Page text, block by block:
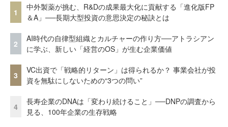
1
中外製薬が挑む、R&Dの成果最大化に貢献する「進化版FP
＆A」──長期大型投資の意思決定の秘訣とは
2
AI時代の自律型組織とカルチャーの作り方──アトラシアン
に学ぶ、新しい「経営のOS」が生む企業価値
3
VC出資で「戦略的リターン」は得られるか？ 事業会社が投
資を無駄にしないための“3つの問い”
4
長寿企業のDNAは「変わり続けること」──DNPの調査から
見る、100年企業の生存戦略